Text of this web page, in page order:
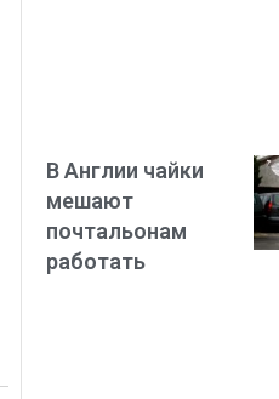
В Англии чайки
мешают
почтальонам
работать